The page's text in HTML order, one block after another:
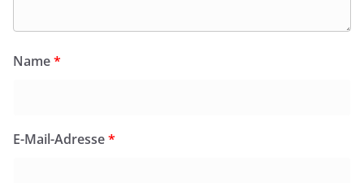
Name*
E-Mail-Adresse*